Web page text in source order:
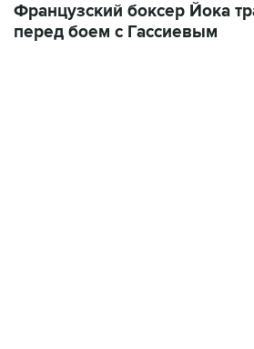
Французский боксер Йока
перед боем с Гассиевым